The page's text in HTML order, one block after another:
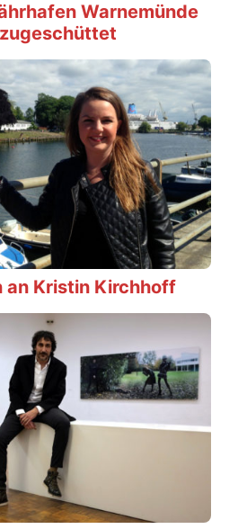
Warnemünde
an Kristin Kirchhoff